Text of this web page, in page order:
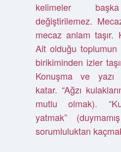
kelimeler
değiştirilemez.
mecaz anlam taşır.
Ait olduğu
birikiminden izler
Konuşma ve yazı
katar. “Ağzı
mutlu olmak).
yatmak”
sorumluluktan